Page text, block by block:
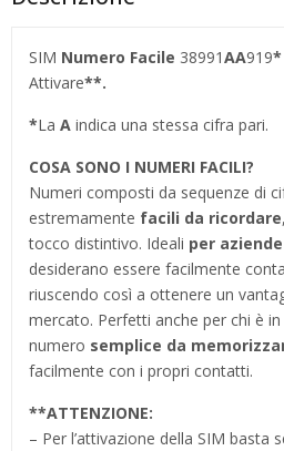
SIM Numero Facile 38991AA919*
Attivare**.
*La A indica una stessa cifra pari.
COSA SONO I NUMERI FACILI?
Numeri composti da sequenze di
estremamente facili da ricordare
tocco distintivo. Ideali per
desiderano essere facilmente
riuscendo così a ottenere un
mercato. Perfetti anche per chi è in
numero semplice da
facilmente con i propri contatti.
**ATTENZIONE:
– Per l’attivazione della SIM basta